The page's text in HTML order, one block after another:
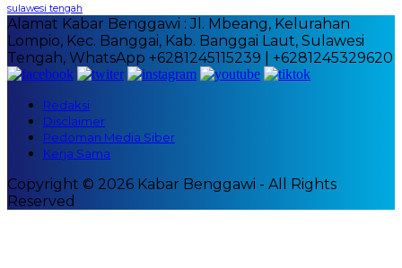
sulawesi tengah
Alamat Kabar Benggawi : Jl. Mbeang, Kelurahan
Lompio, Kec. Banggai, Kab. Banggai Laut, Sulawesi
Tengah, WhatsApp +6281245115239 | +6281245329620
Redaksi
Disclaimer
Pedoman Media Siber
Kerja Sama
Copyright © 2026 Kabar Benggawi - All Rights
Reserved